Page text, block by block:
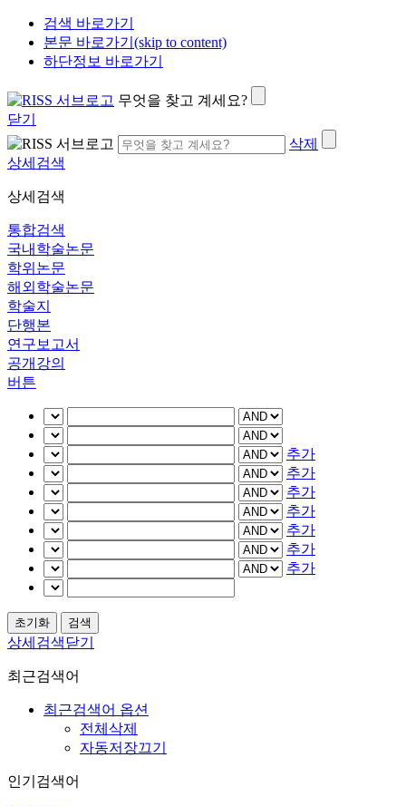
검색 바로가기
본문 바로가기(skip to content)
하단정보 바로가기
무엇을 찾고 계세요?
닫기
삭제
상세검색
상세검색
통합검색
국내학술논문
학위논문
해외학술논문
학술지
단행본
연구보고서
공개강의
버튼
추가
추가
추가
추가
추가
추가
추가
상세검색닫기
최근검색어
최근검색어 옵션
전체삭제
자동저장끄기
인기검색어